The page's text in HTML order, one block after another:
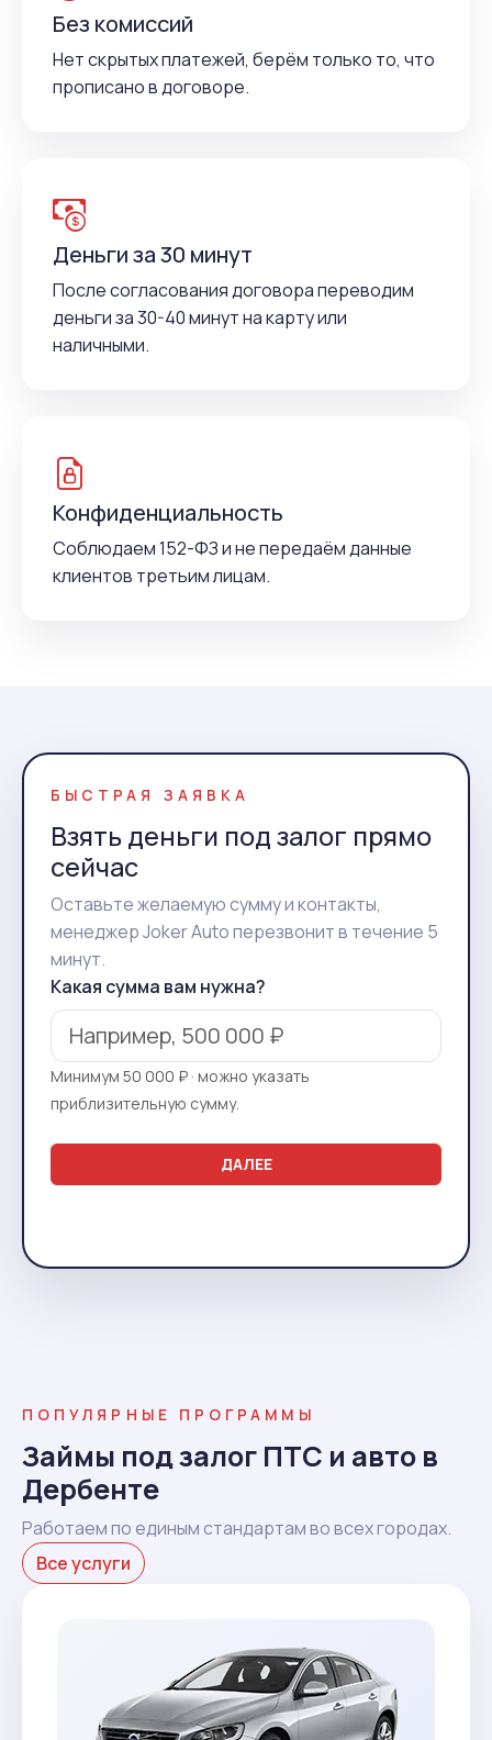
Без комиссий
Нет скрытых платежей, берём только то, что
прописано в договоре.
Деньги за 30 минут
После согласования договора переводим
деньги за 30-40 минут на карту или
наличными.
Конфиденциальность
Соблюдаем 152-ФЗ и не передаём данные
клиентов третьим лицам.
БЫСТРАЯ ЗАЯВКА
Взять деньги под залог прямо
сейчас
Оставьте желаемую сумму и контакты,
менеджер Joker Auto перезвонит в течение 5
минут.
Какая сумма вам нужна?
Минимум 50 000 ₽ · можно указать
приблизительную сумму.
ДАЛЕЕ
ПОПУЛЯРНЫЕ ПРОГРАММЫ
Займы под залог ПТС и авто в
Дербенте
Работаем по единым стандартам во всех городах.
Все услуги